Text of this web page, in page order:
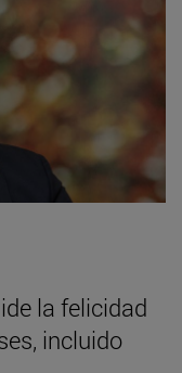
la felicidad
incluido